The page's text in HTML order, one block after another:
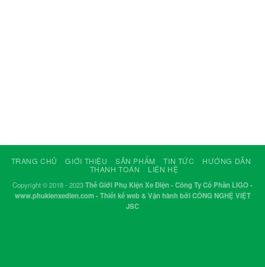
TRANG CHỦ GIỚI THIỆU SẢN PHẨM TIN TỨC
HƯỚNG DẪN
THANH TOÁN
LIÊN HỆ
Copyright © 2018 - 2023Thế Giới Phụ Kiện Xe Điện - Công Ty Cổ Phần LIGO -
www.phukienxedien.com - Thiết kế web & Vận hành bởi CÔNG NGHỆ VIỆT
JSC